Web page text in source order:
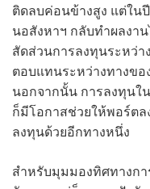
ติดลบค่อนข้างสูง แต่ใน
นอสังหาฯ กลับทำผลงา
สัดส่วนการลงทุนระหว่
ตอบแทนระหว่างทางข
นอกจากนั้น การลงทุน
ก็มีโอกาสช่วยให้พอร์ตล
ลงทุนด้วยอีกทางหนึ่ง
สำหรับมุมมองทิศทางกา